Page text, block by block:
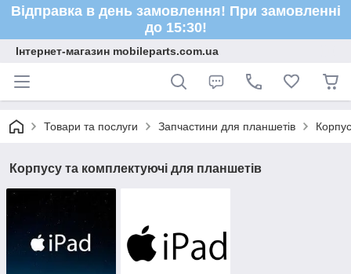
Відправка в день замовлення! При замовленні
до 15:30!
Інтернет-магазин mobileparts.com.ua
Товари та послуги Запчастини для планшетів
Корпусу та комплектуючі для планшетів